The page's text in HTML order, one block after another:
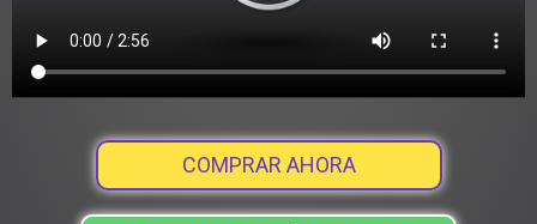
COMPRAR AHORA